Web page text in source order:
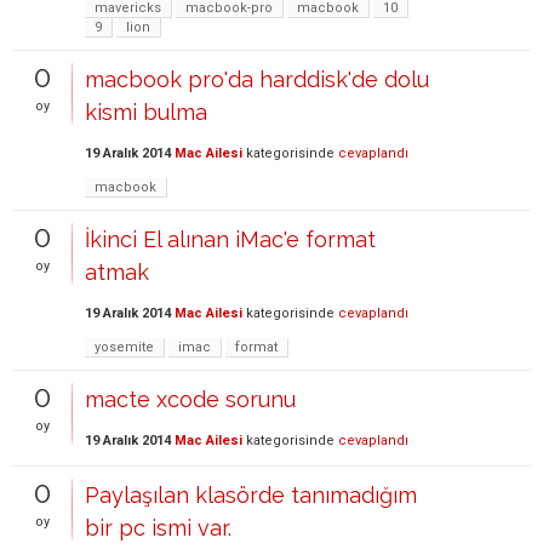
mavericks macbook-pro macbook
10
9
lion
0
oy
macbook pro'da harddisk'de dolu
kismi bulma
19 Aralık 2014 Mac Ailesi kategorisinde cevaplandı
macbook
0
oy
İkinci El alınan iMac'e format
atmak
19 Aralık 2014 Mac Ailesi kategorisinde cevaplandı
yosemite imac format
0
oy
macte xcode sorunu
19 Aralık 2014 Mac Ailesi kategorisinde cevaplandı
0
oy
Paylaşılan klasörde tanımadığım
bir pc ismi var.